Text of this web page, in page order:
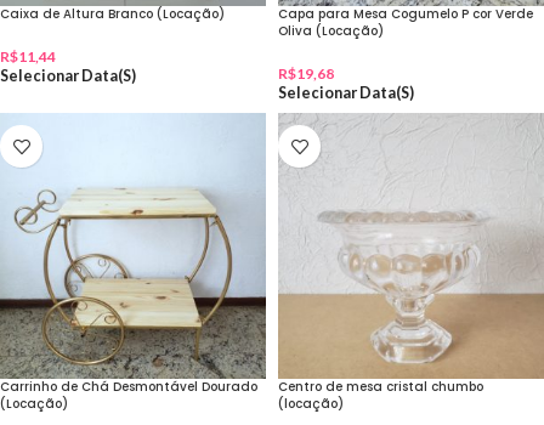
Caixa de Altura Branco (Locação)
R$11,44
Selecionar Data(s)
Capa para Mesa Cogumelo P cor Verde
Oliva (Locação)
R$19,68
Selecionar Data(s)
Carrinho de Chá Desmontável Dourado
(Locação)
Centro de mesa cristal chumbo
(locação)